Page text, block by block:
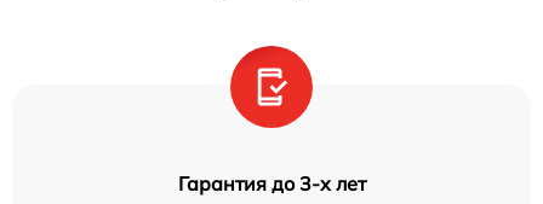
Гарантия до 3-х лет